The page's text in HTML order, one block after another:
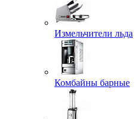
Измельчители льда
Комбайны барные